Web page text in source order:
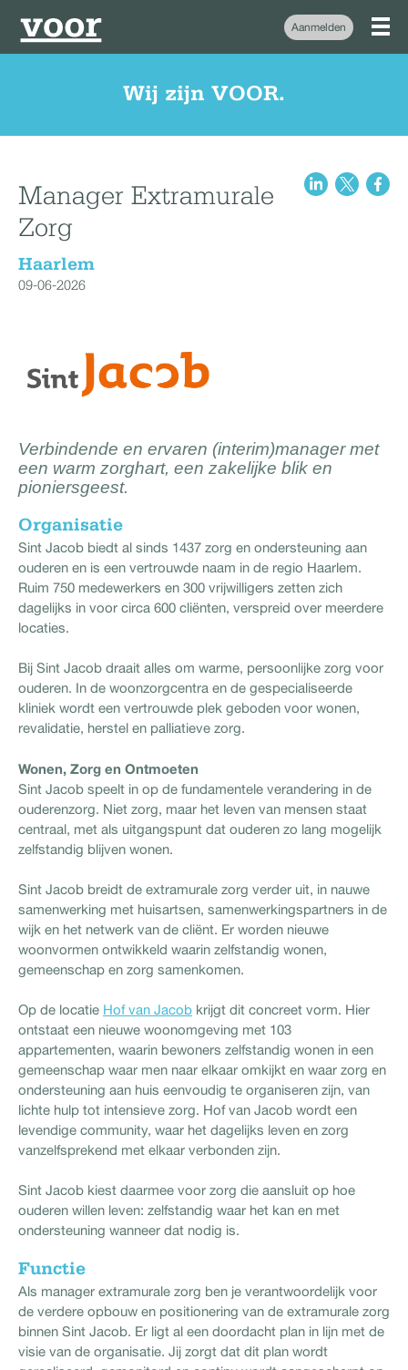
Aanmelden
Wij zijn VOOR.
Manager Extramurale
Zorg
Haarlem
09-06-2026
Verbindende en ervaren (interim)manager met
een warm zorghart, een zakelijke blik en
pioniersgeest.
Organisatie
Sint Jacob biedt al sinds 1437 zorg en ondersteuning aan
ouderen en is een vertrouwde naam in de regio Haarlem.
Ruim 750 medewerkers en 300 vrijwilligers zetten zich
dagelijks in voor circa 600 cliënten, verspreid over meerdere
locaties.
Bij Sint Jacob draait alles om warme, persoonlijke zorg voor
ouderen. In de woonzorgcentra en de gespecialiseerde
kliniek wordt een vertrouwde plek geboden voor wonen,
revalidatie, herstel en palliatieve zorg.
Wonen, Zorg en Ontmoeten
Sint Jacob speelt in op de fundamentele verandering in de
ouderenzorg. Niet zorg, maar het leven van mensen staat
centraal, met als uitgangspunt dat ouderen zo lang mogelijk
zelfstandig blijven wonen.
Sint Jacob breidt de extramurale zorg verder uit, in nauwe
samenwerking met huisartsen, samenwerkingspartners in de
wijk en het netwerk van de cliënt. Er worden nieuwe
woonvormen ontwikkeld waarin zelfstandig wonen,
gemeenschap en zorg samenkomen.
Op de locatie Hof van Jacob krijgt dit concreet vorm. Hier
ontstaat een nieuwe woonomgeving met 103
appartementen, waarin bewoners zelfstandig wonen in een
gemeenschap waar men naar elkaar omkijkt en waar zorg en
ondersteuning aan huis eenvoudig te organiseren zijn, van
lichte hulp tot intensieve zorg. Hof van Jacob wordt een
levendige community, waar het dagelijks leven en zorg
vanzelfsprekend met elkaar verbonden zijn.
Sint Jacob kiest daarmee voor zorg die aansluit op hoe
ouderen willen leven: zelfstandig waar het kan en met
ondersteuning wanneer dat nodig is.
Functie
Als manager extramurale zorg ben je verantwoordelijk voor
de verdere opbouw en positionering van de extramurale zorg
binnen Sint Jacob. Er ligt al een doordacht plan in lijn met de
visie van de organisatie. Jij zorgt dat dit plan wordt